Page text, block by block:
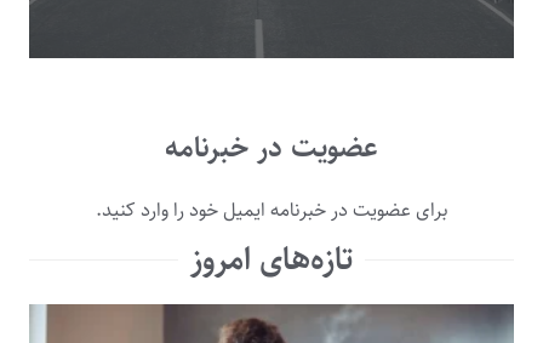
عضویت در خبرنامه
برای عضویت در خبرنامه ایمیل خود را وارد کنید.
تازه‌های امروز